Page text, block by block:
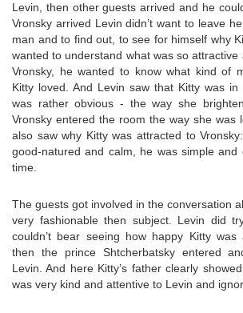
Levin, then other guests arrived and he
Vronsky arrived Levin didn’t want to leave
man and to find out, to see for himself why
wanted to understand what was so
Vronsky, he wanted to know what kind of
Kitty loved. And Levin saw that Kitty was in
was rather obvious - the way she
Vronsky entered the room the way she was
also saw why Kitty was attracted to
good-natured and calm, he was simple
time.
The guests got involved in the conversation
very fashionable then subject. Levin did
couldn’t bear seeing how happy Kitty was
then the prince Shtcherbatsky entered
Levin. And here Kitty’s father clearly
was very kind and attentive to Levin and